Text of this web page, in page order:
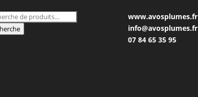
:
www.avosplumes.fr
info@avosplumes.fr
07 84 65 35 95